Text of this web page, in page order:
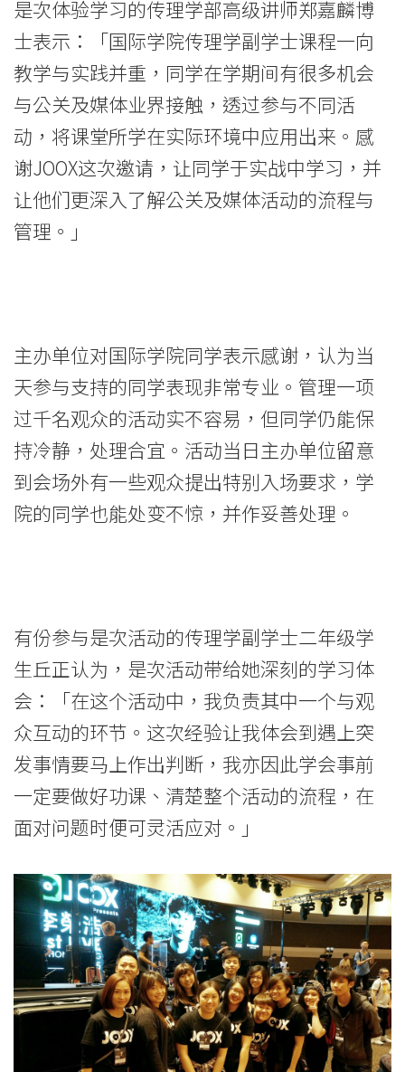
际
学
院
香
港
大
学
是次体验学习的传理学部高级讲师郑嘉麟博
士表示：「国际学院传理学副学士课程一向
教学与实践并重，同学在学期间有很多机会
与公关及媒体业界接触，透过参与不同活
动，将课堂所学在实际环境中应用出来。感
谢JOOX这次邀请，让同学于实战中学习，并
让他们更深入了解公关及媒体活动的流程与
管理。」
主办单位对国际学院同学表示感谢，认为当
天参与支持的同学表现非常专业。管理一项
过千名观众的活动实不容易，但同学仍能保
持冷静，处理合宜。活动当日主办单位留意
到会场外有一些观众提出特别入场要求，学
院的同学也能处变不惊，并作妥善处理。
有份参与是次活动的传理学副学士二年级学
生丘正认为，是次活动带给她深刻的学习体
会：「在这个活动中，我负责其中一个与观
众互动的环节。这次经验让我体会到遇上突
发事情要马上作出判断，我亦因此学会事前
一定要做好功课、清楚整个活动的流程，在
面对问题时便可灵活应对。」